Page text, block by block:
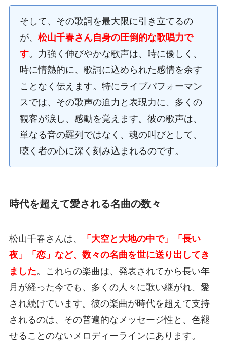
そして、その歌詞を最大限に引き立てるの
が、 松山千春さん自身の圧倒的な歌唱力で
す。力強く伸びやかな歌声は、時に優しく、
時に情熱的に、歌詞に込められた感情を余す
ことなく伝えます。特にライブパフォーマン
スでは、その歌声の迫力と表現力に、多くの
観客が涙し、感動を覚えます。彼の歌声は、
単なる音の羅列ではなく、魂の叫びとして、
聴く者の心に深く刻み込まれるのです。
時代を超えて愛される名曲の数々
松山千春さんは、
「大空と大地の中で」「長い
夜」「恋」など、数々の名曲を世に送り出してき
ました。これらの楽曲は、発表されてから長い年
月が経った今でも、多くの人々に歌い継がれ、愛
され続けています。彼の楽曲が時代を超えて支持
されるのは、その普遍的なメッセージ性と、色褪
せることのないメロディーラインにあります。